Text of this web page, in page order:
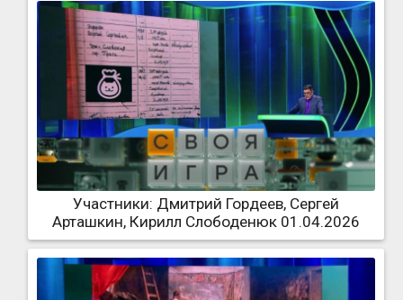
Участники: Дмитрий Гордеев, Сергей
Арташкин, Кирилл Слободенюк 01.04.2026